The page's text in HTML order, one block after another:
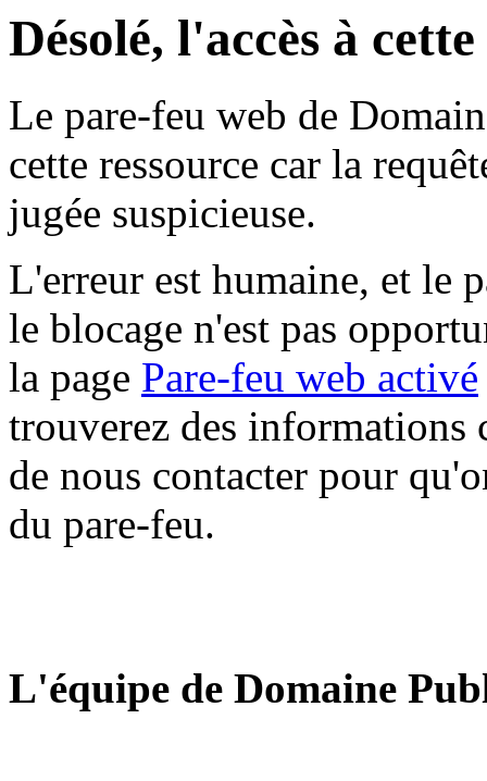
Désolé, l'accès à
Le pare-feu web de
cette ressource car la
jugée suspicieuse.
L'erreur est humaine, et le
le blocage n'est pas
la page Pare-feu web activé
trouverez des informations
de nous contacter pour
du pare-feu.
L'équipe de Domaine